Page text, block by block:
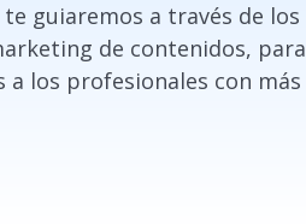
guiaremos a través de los
de contenidos, para
los profesionales con más